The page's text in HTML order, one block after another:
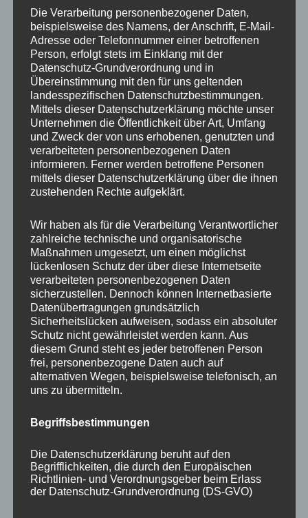
Beratung
Training
Coaching
Impulsvorträge
NEWS ABONNIEREN?
Your email:
KATEGORIEN
Aktuelle Fakten und Umfragen
Aktuelles vom MP
Allgemein
Naturfoto-Blog
Training und Coaching
Die Verarbeitung personenbezogener Daten,
beispielsweise des Namens, der Anschrift, E-Mail-
Adresse oder Telefonnummer einer betroffenen
Person, erfolgt stets im Einklang mit der
Datenschutz-Grundverordnung und in
Übereinstimmung mit den für uns geltenden
landesspezifischen Datenschutzbestimmungen.
Mittels dieser Datenschutzerklärung möchte unser
Unternehmen die Öffentlichkeit über Art, Umfang
und Zweck der von uns erhobenen, genutzten und
verarbeiteten personenbezogenen Daten
informieren. Ferner werden betroffene Personen
mittels dieser Datenschutzerklärung über die ihnen
zustehenden Rechte aufgeklärt.
Wir haben als für die Verarbeitung Verantwortlicher
zahlreiche technische und organisatorische
Maßnahmen umgesetzt, um einen möglichst
lückenlosen Schutz der über diese Internetseite
verarbeiteten personenbezogenen Daten
sicherzustellen. Dennoch können Internetbasierte
Datenübertragungen grundsätzlich
Sicherheitslücken aufweisen, sodass ein absoluter
Schutz nicht gewährleistet werden kann. Aus
diesem Grund steht es jeder betroffenen Person
frei, personenbezogene Daten auch auf
alternativen Wegen, beispielsweise telefonisch, an
uns zu übermitteln.
Begriffsbestimmungen
Die Datenschutzerklärung beruht auf den
Begrifflichkeiten, die durch den Europäischen
Richtlinien- und Verordnungsgeber beim Erlass
der Datenschutz-Grundverordnung (DS-GVO)